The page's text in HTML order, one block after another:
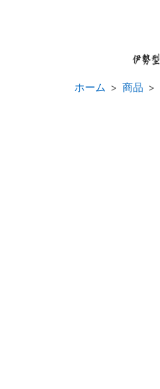
ホーム 商品